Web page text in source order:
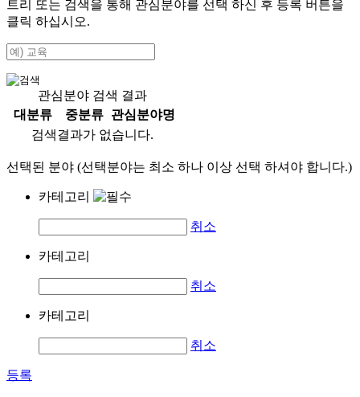
트리 또는 검색을 통해 관심분야를 선택 하신 후 등록 버튼을
클릭 하십시오.
관심분야 검색 결과
대분류
중분류
관심분야명
검색결과가 없습니다.
선택된 분야 (선택분야는 최소 하나 이상 선택 하셔야 합니다.)
카테고리
취소
카테고리
취소
카테고리
취소
등록